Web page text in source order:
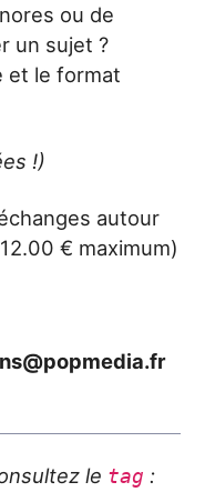
ou de
un sujet ?
et le format
!)
autour
€ maximum)
le tag :